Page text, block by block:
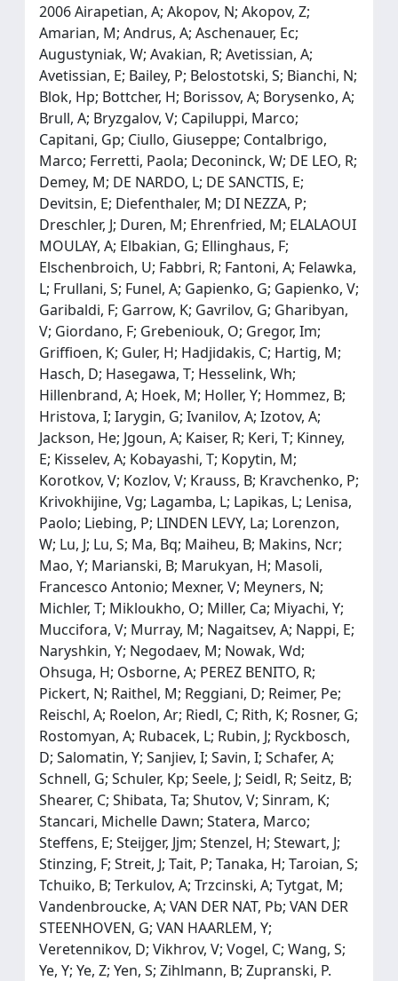
2006 Airapetian, A; Akopov, N; Akopov, Z;
Amarian, M; Andrus, A; Aschenauer, Ec;
Augustyniak, W; Avakian, R; Avetissian, A;
Avetissian, E; Bailey, P; Belostotski, S; Bianchi, N;
Blok, Hp; Bottcher, H; Borissov, A; Borysenko, A;
Brull, A; Bryzgalov, V; Capiluppi, Marco;
Capitani, Gp; Ciullo, Giuseppe; Contalbrigo,
Marco; Ferretti, Paola; Deconinck, W; DE LEO, R;
Demey, M; DE NARDO, L; DE SANCTIS, E;
Devitsin, E; Diefenthaler, M; DI NEZZA, P;
Dreschler, J; Duren, M; Ehrenfried, M; ELALAOUI
MOULAY, A; Elbakian, G; Ellinghaus, F;
Elschenbroich, U; Fabbri, R; Fantoni, A; Felawka,
L; Frullani, S; Funel, A; Gapienko, G; Gapienko, V;
Garibaldi, F; Garrow, K; Gavrilov, G; Gharibyan,
V; Giordano, F; Grebeniouk, O; Gregor, Im;
Griffioen, K; Guler, H; Hadjidakis, C; Hartig, M;
Hasch, D; Hasegawa, T; Hesselink, Wh;
Hillenbrand, A; Hoek, M; Holler, Y; Hommez, B;
Hristova, I; Iarygin, G; Ivanilov, A; Izotov, A;
Jackson, He; Jgoun, A; Kaiser, R; Keri, T; Kinney,
E; Kisselev, A; Kobayashi, T; Kopytin, M;
Korotkov, V; Kozlov, V; Krauss, B; Kravchenko, P;
Krivokhijine, Vg; Lagamba, L; Lapikas, L; Lenisa,
Paolo; Liebing, P; LINDEN LEVY, La; Lorenzon,
W; Lu, J; Lu, S; Ma, Bq; Maiheu, B; Makins, Ncr;
Mao, Y; Marianski, B; Marukyan, H; Masoli,
Francesco Antonio; Mexner, V; Meyners, N;
Michler, T; Mikloukho, O; Miller, Ca; Miyachi, Y;
Muccifora, V; Murray, M; Nagaitsev, A; Nappi, E;
Naryshkin, Y; Negodaev, M; Nowak, Wd;
Ohsuga, H; Osborne, A; PEREZ BENITO, R;
Pickert, N; Raithel, M; Reggiani, D; Reimer, Pe;
Reischl, A; Roelon, Ar; Riedl, C; Rith, K; Rosner, G;
Rostomyan, A; Rubacek, L; Rubin, J; Ryckbosch,
D; Salomatin, Y; Sanjiev, I; Savin, I; Schafer, A;
Schnell, G; Schuler, Kp; Seele, J; Seidl, R; Seitz, B;
Shearer, C; Shibata, Ta; Shutov, V; Sinram, K;
Stancari, Michelle Dawn; Statera, Marco;
Steffens, E; Steijger, Jjm; Stenzel, H; Stewart, J;
Stinzing, F; Streit, J; Tait, P; Tanaka, H; Taroian, S;
Tchuiko, B; Terkulov, A; Trzcinski, A; Tytgat, M;
Vandenbroucke, A; VAN DER NAT, Pb; VAN DER
STEENHOVEN, G; VAN HAARLEM, Y;
Veretennikov, D; Vikhrov, V; Vogel, C; Wang, S;
Ye, Y; Ye, Z; Yen, S; Zihlmann, B; Zupranski, P.